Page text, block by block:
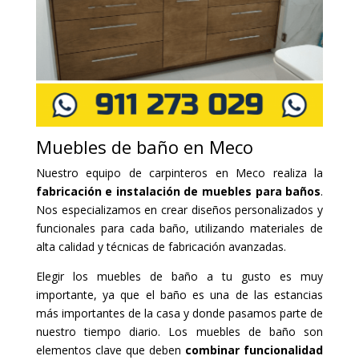
Muebles de baño en Meco
Nuestro equipo de carpinteros en Meco realiza la
fabricación e instalación de muebles para baños.
Nos especializamos en crear diseños personalizados y
funcionales para cada baño, utilizando materiales de
alta calidad y técnicas de fabricación avanzadas.
Elegir los muebles de baño a tu gusto es muy
importante, ya que el baño es una de las estancias
más importantes de la casa y donde pasamos parte de
nuestro tiempo diario. Los muebles de baño son
elementos clave que deben combinar funcionalidad